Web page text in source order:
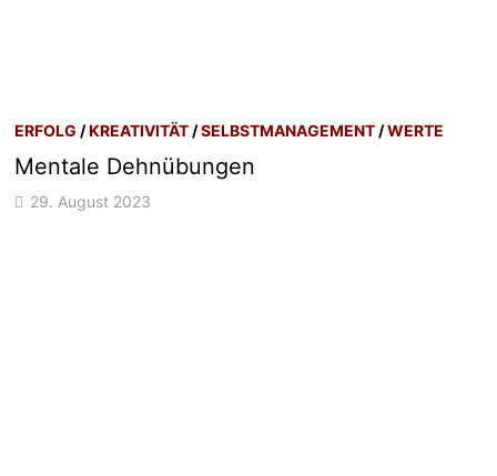
ERFOLG /KREATIVITÄT /SELBSTMANAGEMENT /WERTE
Mentale Dehnübungen
29. August 2023